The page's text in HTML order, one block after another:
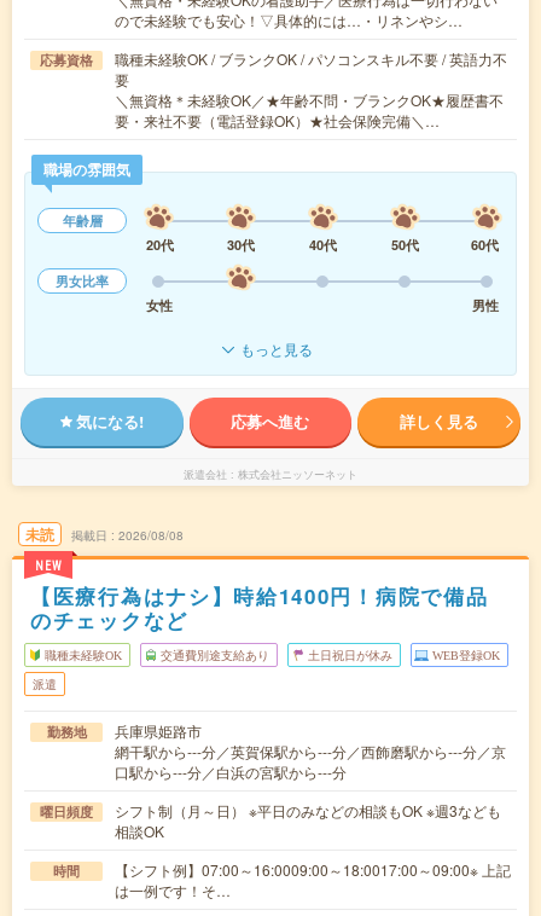
ので未経験でも安心！▽具体的には…・リネンやシ…
応募資格
職種未経験OK / ブランクOK / パソコンスキル不要 / 英語力不
要
＼無資格＊未経験OK／★年齢不問・ブランクOK★履歴書不
要・来社不要（電話登録OK）★社会保険完備＼…
職場の雰囲気
年齢層
20代
30代 40代 50代
60代
男女比率
女性
男性
もっと見る
気になる! 応募へ進む 詳しく見る
派遣会社 株式会社ニッソーネット
未読
NEW
掲載日 2026/08/08
【医療行為はナシ】時給1400円！病院で備品
のチェックなど
職種未経験OK 交通費別途支給あり 土日祝日が休み WEB登録OK
派遣
勤務地
兵庫県姫路市
網干駅から---分／英賀保駅から---分／西飾磨駅から---分／京
口駅から---分／白浜の宮駅から---分
曜日頻度
シフト制（月～日） ※平日のみなどの相談もOK ※週3なども
相談OK
時間
【シフト例】07:00～16:0009:00～18:0017:00～09:00※ 上記
は一例です！そ…